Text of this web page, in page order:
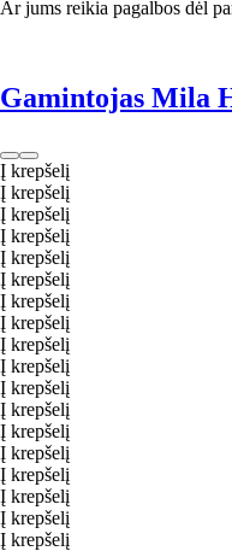
Ar jums reikia pagalbos dėl
Gamintojas Mila
Į krepšelį
Į krepšelį
Į krepšelį
Į krepšelį
Į krepšelį
Į krepšelį
Į krepšelį
Į krepšelį
Į krepšelį
Į krepšelį
Į krepšelį
Į krepšelį
Į krepšelį
Į krepšelį
Į krepšelį
Į krepšelį
Į krepšelį
Į krepšelį